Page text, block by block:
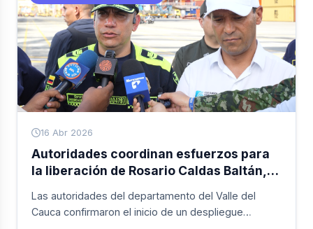
16 Abr 2026
Autoridades coordinan esfuerzos para
la liberación de Rosario Caldas Baltán,
Las autoridades del departamento del Valle del
Cauca confirmaron el inicio de un despliegue